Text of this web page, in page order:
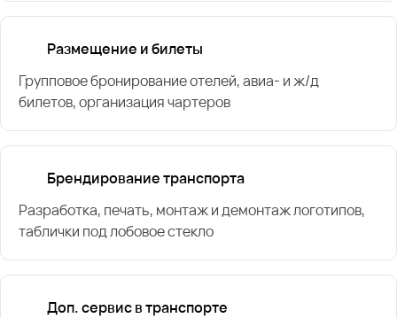
Размещение и билеты
Групповое бронирование отелей, авиа- и ж/д
билетов, организация чартеров
Брендирование транспорта
Разработка, печать, монтаж и демонтаж логотипов,
таблички под лобовое стекло
Доп. сервис в транспорте